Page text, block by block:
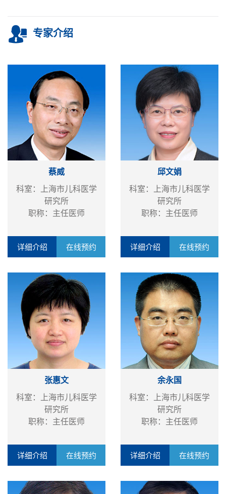
专家介绍
蔡威
科室：上海市儿科医学
研究所
职称：主任医师
详细介绍 在线预约
邱文娟
科室：上海市儿科医学
研究所
职称：主任医师
详细介绍 在线预约
张惠文
科室：上海市儿科医学
研究所
职称：主任医师
详细介绍 在线预约
余永国
科室：上海市儿科医学
研究所
职称：主任医师
详细介绍 在线预约